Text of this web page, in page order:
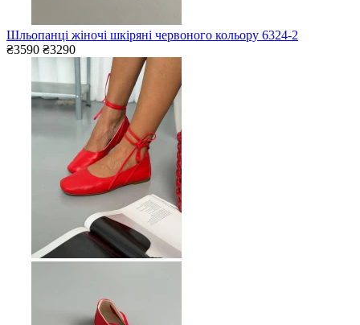
Шльопанці жіночі шкіряні червоного кольору 6324-2
₴3590 ₴3290